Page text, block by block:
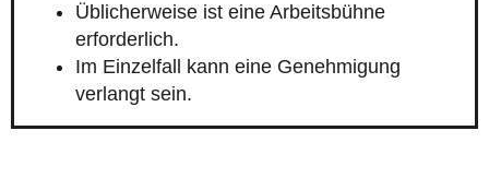
Üblicherweise ist eine Arbeitsbühne
erforderlich.
Im Einzelfall kann eine Genehmigung
verlangt sein.